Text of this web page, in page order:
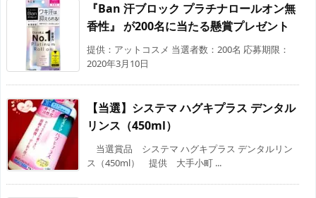
『Ban 汗ブロック プラチナロールオン無
香性』 が200名に当たる懸賞プレゼント
提供：アットコスメ 当選者数：200名 応募期限：
2020年3月10日
【当選】システマ ハグキプラス デンタル
リンス（450ml）
当選賞品 システマ ハグキプラス デンタルリン
ス（450ml） 提供 大手小町 ...